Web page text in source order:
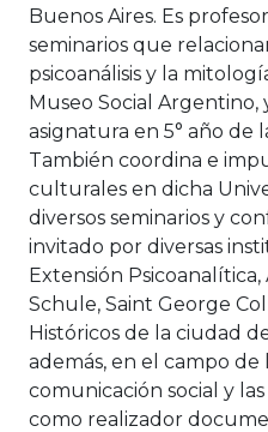
Buenos Aires. Es
seminarios que
psicoanálisis y la
Museo Social
asignatura en 5° año de
También coordina e
culturales en dicha
diversos seminarios y
invitado por diversas
Extensión
Schule, Saint George
Históricos de la ciudad
además, en el campo de
comunicación social y
como realizador